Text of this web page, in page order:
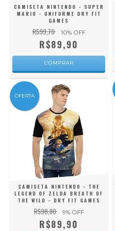
CAMISETA NINTENDO - SUPER
MARIO - UNIFORME DRY FIT
GAMES
R$99,70 10% OFF
R$89,90
COMPRAR
OFERTA
CAMISETA NINTENDO - THE
LEGEND OF ZELDA BREATH OF
THE WILD - DRY FIT GAMES
R$98,80 9% OFF
R$89,90